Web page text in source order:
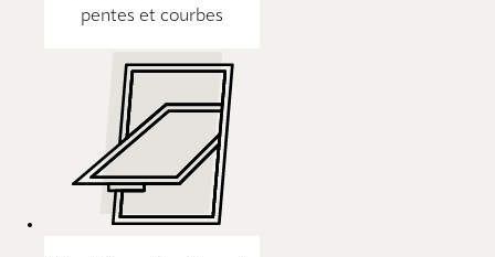
pentes et courbes